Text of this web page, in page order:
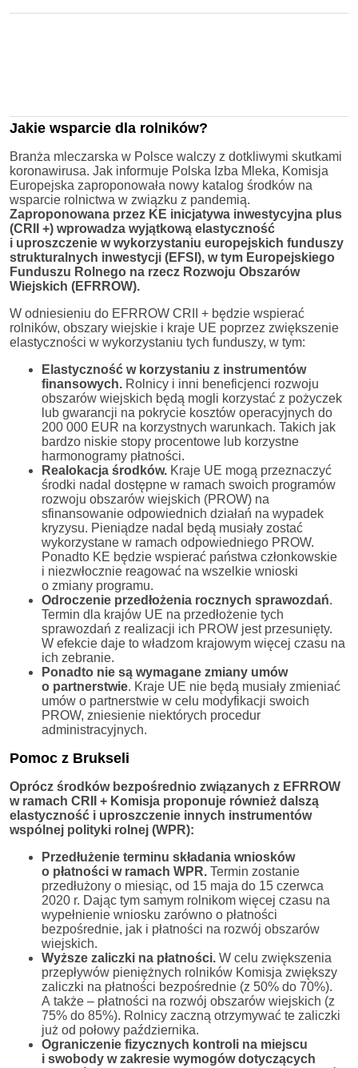
Jakie wsparcie dla rolników?
Branża mleczarska w Polsce walczy z dotkliwymi skutkami
koronawirusa. Jak informuje Polska Izba Mleka, Komisja
Europejska zaproponowała nowy katalog środków na
wsparcie rolnictwa w związku z pandemią.
Zaproponowana przez KE inicjatywa inwestycyjna plus
(CRII +) wprowadza wyjątkową elastyczność
i uproszczenie w wykorzystaniu europejskich funduszy
strukturalnych inwestycji (EFSI), w tym Europejskiego
Funduszu Rolnego na rzecz Rozwoju Obszarów
Wiejskich (EFRROW).
W odniesieniu do EFRROW CRII + będzie wspierać
rolników, obszary wiejskie i kraje UE poprzez zwiększenie
elastyczności w wykorzystaniu tych funduszy, w tym:
Elastyczność w korzystaniu z instrumentów
finansowych. Rolnicy i inni beneficjenci rozwoju
obszarów wiejskich będą mogli korzystać z pożyczek
lub gwarancji na pokrycie kosztów operacyjnych do
200 000 EUR na korzystnych warunkach. Takich jak
bardzo niskie stopy procentowe lub korzystne
harmonogramy płatności.
Realokacja środków. Kraje UE mogą przeznaczyć
środki nadal dostępne w ramach swoich programów
rozwoju obszarów wiejskich (PROW) na
sfinansowanie odpowiednich działań na wypadek
kryzysu. Pieniądze nadal będą musiały zostać
wykorzystane w ramach odpowiedniego PROW.
Ponadto KE będzie wspierać państwa członkowskie
i niezwłocznie reagować na wszelkie wnioski
o zmiany programu.
Odroczenie przedłożenia rocznych sprawozdań.
Termin dla krajów UE na przedłożenie tych
sprawozdań z realizacji ich PROW jest przesunięty.
W efekcie daje to władzom krajowym więcej czasu na
ich zebranie.
Ponadto nie są wymagane zmiany umów
o partnerstwie. Kraje UE nie będą musiały zmieniać
umów o partnerstwie w celu modyfikacji swoich
PROW, zniesienie niektórych procedur
administracyjnych.
Pomoc z Brukseli
Oprócz środków bezpośrednio związanych z EFRROW
w ramach CRII + Komisja proponuje również dalszą
elastyczność i uproszczenie innych instrumentów
wspólnej polityki rolnej (WPR):
Przedłużenie terminu składania wniosków
o płatności w ramach WPR. Termin zostanie
przedłużony o miesiąc, od 15 maja do 15 czerwca
2020 r. Dając tym samym rolnikom więcej czasu na
wypełnienie wniosku zarówno o płatności
bezpośrednie, jak i płatności na rozwój obszarów
wiejskich.
Wyższe zaliczki na płatności. W celu zwiększenia
przepływów pieniężnych rolników Komisja zwiększy
zaliczki na płatności bezpośrednie (z 50% do 70%).
A także – płatności na rozwój obszarów wiejskich (z
75% do 85%). Rolnicy zaczną otrzymywać te zaliczki
już od połowy października.
Ograniczenie fizycznych kontroli na miejscu
i swobody w zakresie wymogów dotyczących